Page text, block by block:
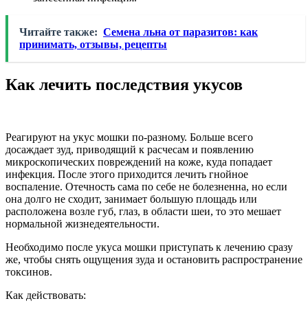
Читайте также: Семена льна от паразитов: как
принимать, отзывы, рецепты
Как лечить последствия укусов
Реагируют на укус мошки по-разному. Больше всего
досаждает зуд, приводящий к расчесам и появлению
микроскопических повреждений на коже, куда попадает
инфекция. После этого приходится лечить гнойное
воспаление. Отечность сама по себе не болезненна, но если
она долго не сходит, занимает большую площадь или
расположена возле губ, глаз, в области шеи, то это мешает
нормальной жизнедеятельности.
Необходимо после укуса мошки приступать к лечению сразу
же, чтобы снять ощущения зуда и остановить распространение
токсинов.
Как действовать: